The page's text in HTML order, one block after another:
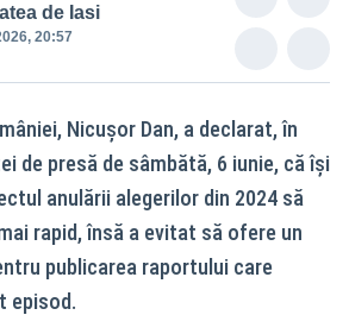
de Iasi
20:57
Nicușor Dan, a declarat, în
de presă de sâmbătă, 6 iunie, că își
anulării alegerilor din 2024 să
rapid, însă a evitat să ofere un
publicarea raportului care
episod.